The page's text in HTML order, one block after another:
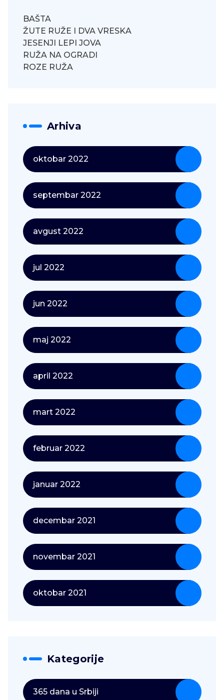
BAŠTA
ŽUTE RUŽE I DVA VRESKA
JESENJI LEPI JOVA
RUŽA NA OGRADI
ROZE RUŽA
Arhiva
oktobar 2022
septembar 2022
avgust 2022
jul 2022
jun 2022
maj 2022
april 2022
mart 2022
februar 2022
januar 2022
decembar 2021
novembar 2021
oktobar 2021
Kategorije
365 dana u Srbiji